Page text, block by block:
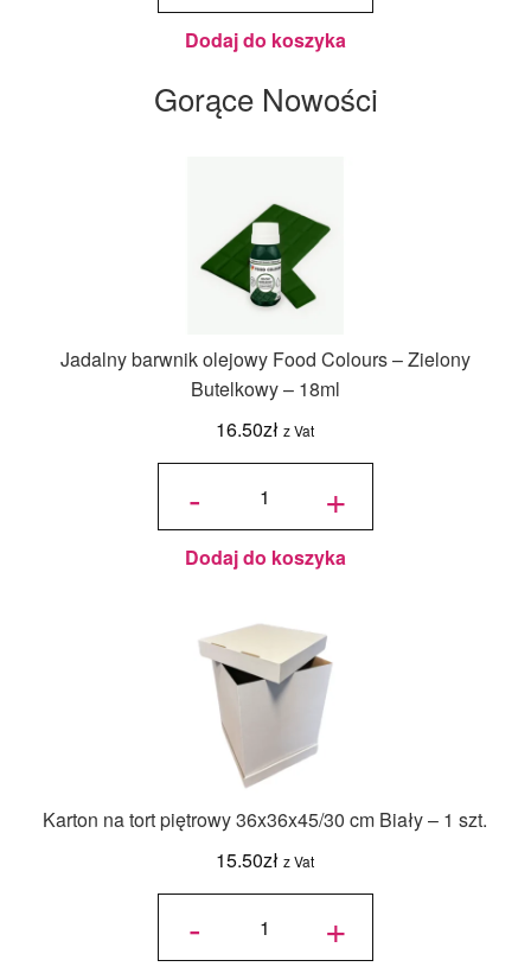
Dodaj do koszyka
Gorące Nowości
Jadalny barwnik olejowy Food Colours – Zielony
Butelkowy – 18ml
16.50zł z Vat
-
ilość
olejowy
Food
Colours -
Zielony
Butelkowy
+
Dodaj do koszyka
Karton na tort piętrowy 36x36x45/30 cm Biały – 1 szt.
15.50zł z Vat
-
ilość Karton
36x36x45/30
cm Biały - 1 +